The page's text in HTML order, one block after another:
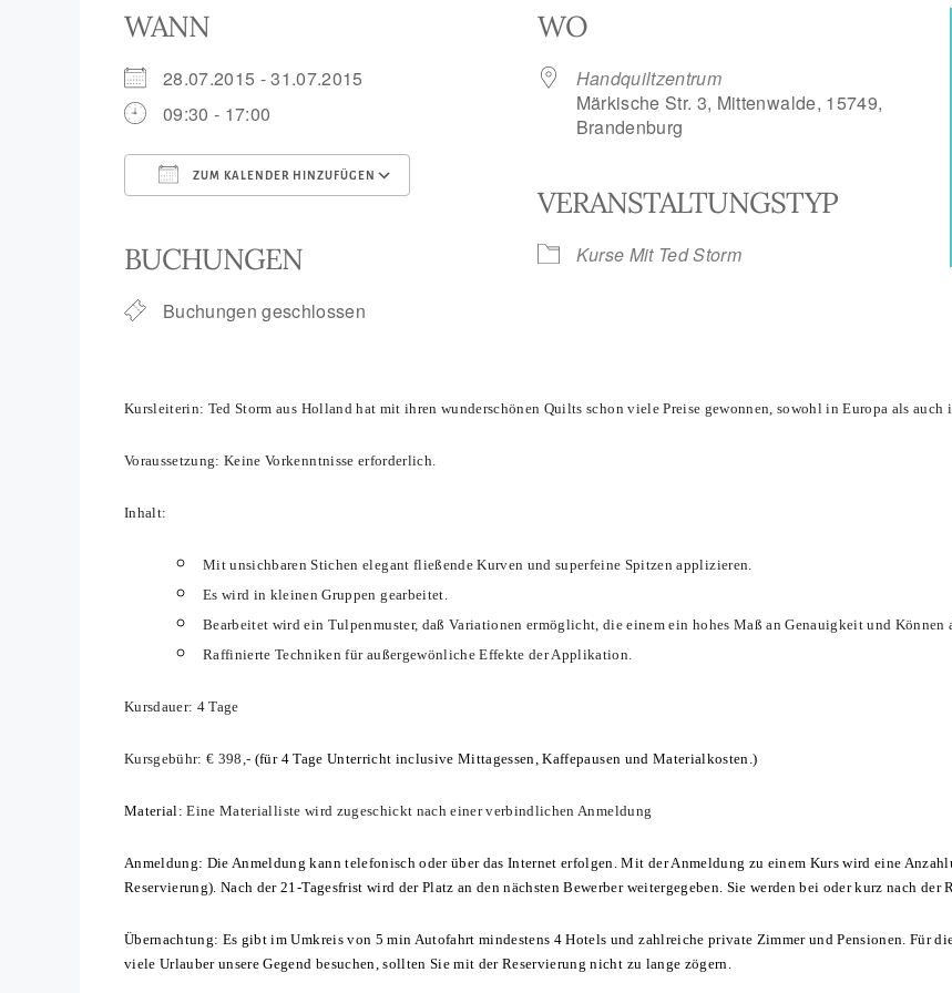
WANN
28.07.2015 - 31.07.2015
09:30 - 17:00
ZUM KALENDER HINZUFÜGEN
Google Kalender iCalendar
BUCHUNGEN
Buchungen geschlossen
WO
Handquiltzentrum
Märkische Str. 3, Mittenwalde, 15749,
Brandenburg
VERANSTALTUNGSTYP
Kurse Mit Ted Storm
Kursleiterin: Ted Storm aus Holland hat mit ihren wunderschönen Quilts schon viele Preise gewonnen, sowohl in Europa als auch
Voraussetzung: Keine Vorkenntnisse erforderlich.
Inhalt:
Mit unsichbaren Stichen elegant fließende Kurven und superfeine Spitzen applizieren.
Es wird in kleinen Gruppen gearbeitet.
Bearbeitet wird ein Tulpenmuster, daß Variationen ermöglicht, die einem ein hohes Maß an Genauigkeit und Können
Raffinierte Techniken für außergewönliche Effekte der Applikation.
Kursdauer: 4 Tage
Kursgebühr: € 398,- (für 4 Tage Unterricht inclusive Mittagessen, Kaffepausen und Materialkosten.)
Material:Eine Materialliste wird zugeschickt nach einer verbindlichen Anmeldung
Anmeldung: Die Anmeldung kann telefonisch oder über das Internet erfolgen. Mit der Anmeldung zu einem Kurs wird eine
Reservierung). Nach der 21-Tagesfrist wird der Platz an den nächsten Bewerber weitergegeben. Sie werden bei oder kurz nach
Übernachtung: Es gibt im Umkreis von 5 min Autofahrt mindestens 4 Hotels und zahlreiche private Zimmer und Pensionen. Für
viele Urlauber unsere Gegend besuchen, sollten Sie mit der Reservierung nicht zu lange zögern.